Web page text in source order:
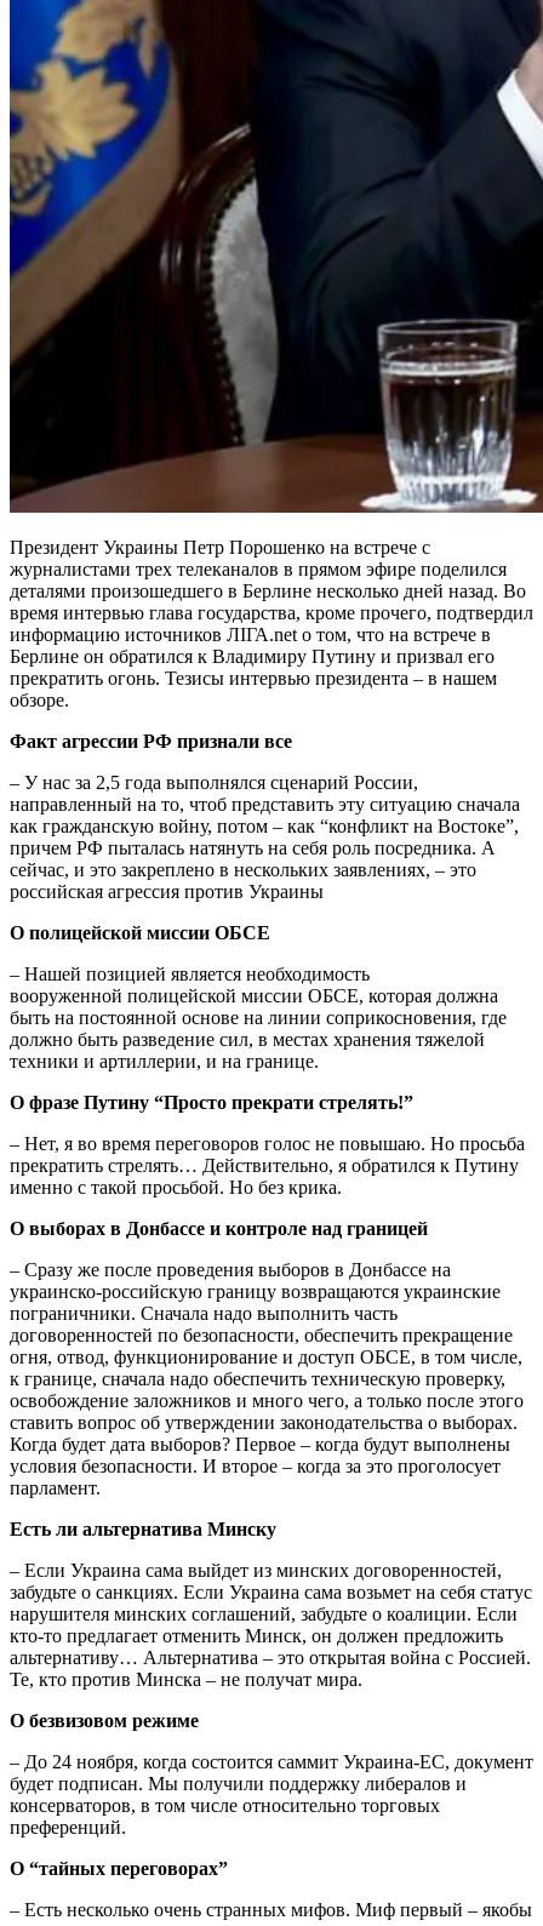
Президент Украины Петр Порошенко на встрече с
журналистами трех телеканалов в прямом эфире поделился
деталями произошедшего в Берлине несколько дней назад. Во
время интервью глава государства, кроме прочего, подтвердил
информацию источников ЛІГА.net о том, что на встрече в
Берлине он обратился к Владимиру Путину и призвал его
прекратить огонь. Тезисы интервью президента – в нашем
обзоре.
Факт агрессии РФ признали все
– У нас за 2,5 года выполнялся сценарий России,
направленный на то, чтоб представить эту ситуацию сначала
как гражданскую войну, потом – как “конфликт на Востоке”,
причем РФ пыталась натянуть на себя роль посредника. А
сейчас, и это закреплено в нескольких заявлениях, – это
российская агрессия против Украины
О полицейской миссии ОБСЕ
– Нашей позицией является необходимость
вооруженной полицейской миссии ОБСЕ, которая должна
быть на постоянной основе на линии соприкосновения, где
должно быть разведение сил, в местах хранения тяжелой
техники и артиллерии, и на границе.
О фразе Путину “Просто прекрати стрелять!”
– Нет, я во время переговоров голос не повышаю. Но просьба
прекратить стрелять… Действительно, я обратился к Путину
именно с такой просьбой. Но без крика.
О выборах в Донбассе и контроле над границей
– Сразу же после проведения выборов в Донбассе на
украинско-российскую границу возвращаются украинские
пограничники. Сначала надо выполнить часть
договоренностей по безопасности, обеспечить прекращение
огня, отвод, функционирование и доступ ОБСЕ, в том числе,
к границе, сначала надо обеспечить техническую проверку,
освобождение заложников и много чего, а только после этого
ставить вопрос об утверждении законодательства о выборах.
Когда будет дата выборов? Первое – когда будут выполнены
условия безопасности. И второе – когда за это проголосует
парламент.
Есть ли альтернатива Минску
– Если Украина сама выйдет из минских договоренностей,
забудьте о санкциях. Если Украина сама возьмет на себя статус
нарушителя минских соглашений, забудьте о коалиции. Если
кто-то предлагает отменить Минск, он должен предложить
альтернативу… Альтернатива – это открытая война с Россией.
Те, кто против Минска – не получат мира.
О безвизовом режиме
– До 24 ноября, когда состоится саммит Украина-ЕС, документ
будет подписан. Мы получили поддержку либералов и
консерваторов, в том числе относительно торговых
преференций.
О “тайных переговорах”
– Есть несколько очень странных мифов. Миф первый – якобы